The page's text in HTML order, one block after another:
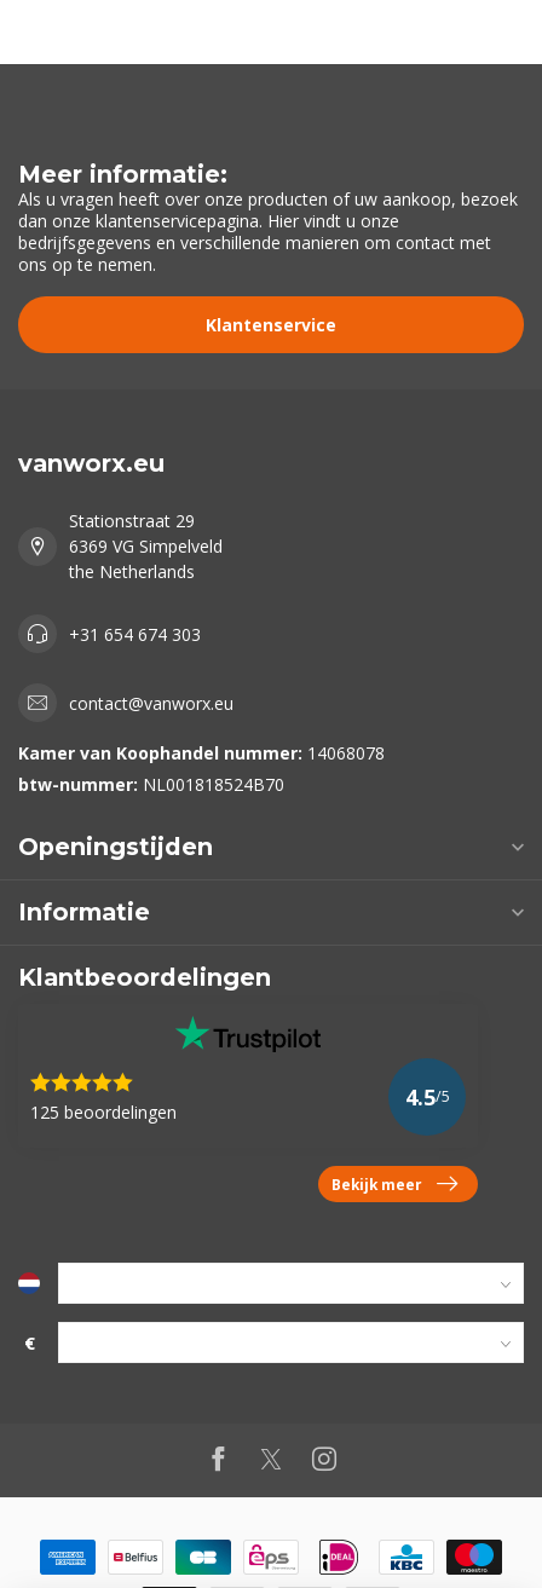
Meer informatie:
Als u vragen heeft over onze producten of uw aankoop, bezoek
dan onze klantenservicepagina. Hier vindt u onze
bedrijfsgegevens en verschillende manieren om contact met
ons op te nemen.
Klantenservice
vanworx.eu
Stationstraat 29
6369 VG Simpelveld
the Netherlands
+31 654 674 303
contact@vanworx.eu
Kamer van Koophandel nummer: 14068078
btw-nummer: NL001818524B70
Openingstijden
Informatie
Klantbeoordelingen
125 beoordelingen
4.5/5
Bekijk meer
€